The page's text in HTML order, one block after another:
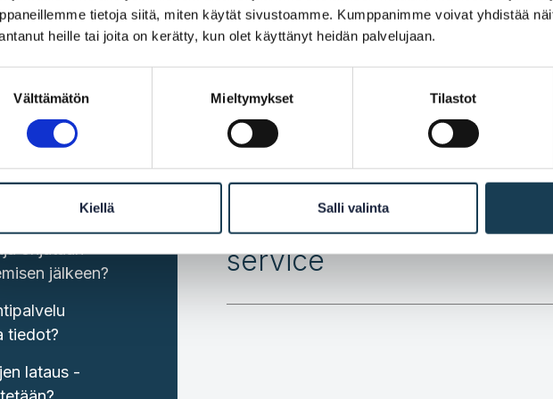
tietoja siitä, miten käytät sivustoamme. Kumppanimme voivat yhdistää
heille tai joita on kerätty, kun olet käyttänyt heidän palvelujaan.
Välttämätön Mieltymykset Tilastot
Kiellä Salli valinta
haetaan
Suomi -
ja saapuneet
toisiinsa?
ohjataan
jälkeen?
tiedot?
lataus -
Propose a timetable for
production
Direct the user to the
service